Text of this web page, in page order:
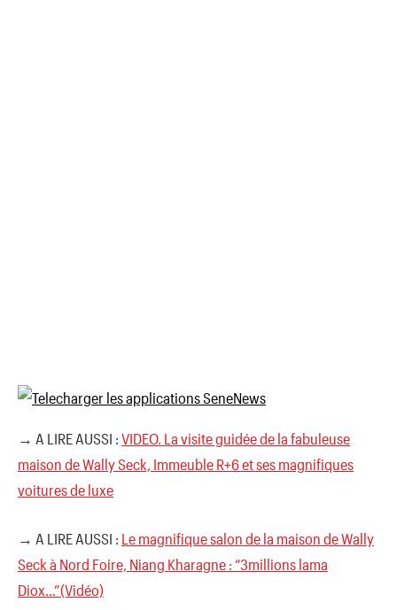
→ A LIRE AUSSI : VIDEO. La visite guidée de la fabuleuse
maison de Wally Seck, Immeuble R+6 et ses magnifiques
voitures de luxe
→ A LIRE AUSSI : Le magnifique salon de la maison de Wally
Seck à Nord Foire, Niang Kharagne : “3millions lama
Diox…”(Vidéo)